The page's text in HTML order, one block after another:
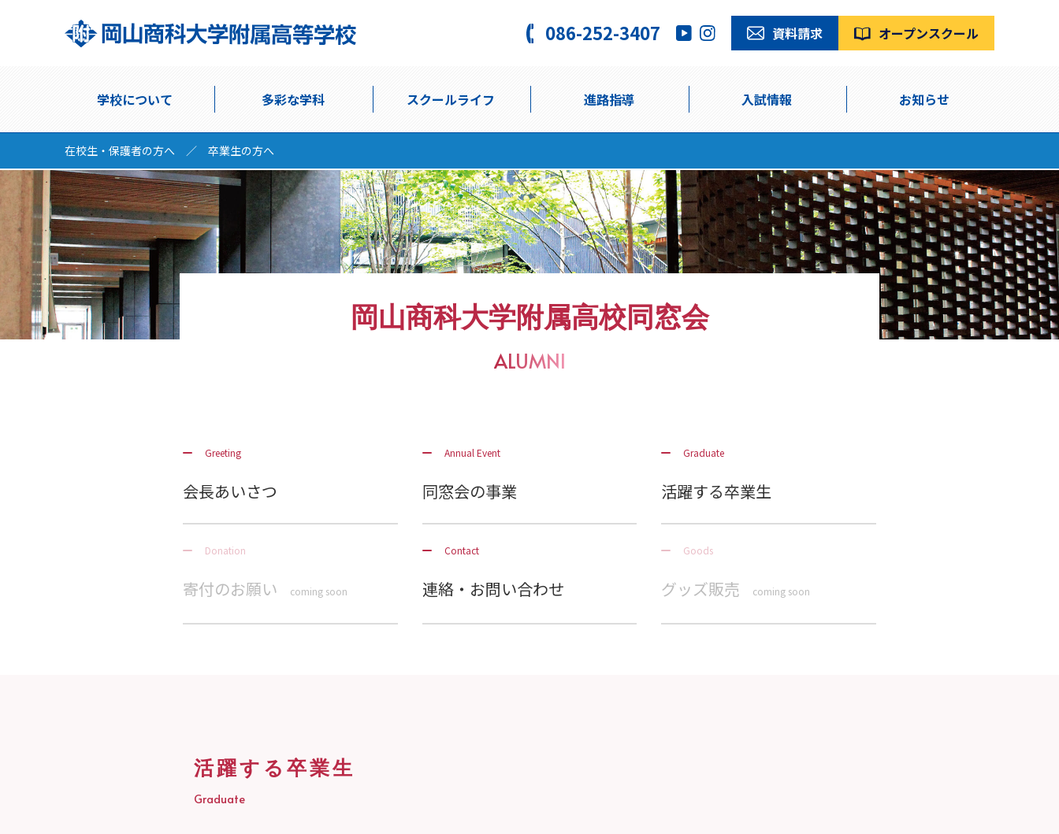
086-252-3407 資料請求 オープンスクール
学校について 多彩な学科 スクールライフ 進路指導 入試情報 お知らせ
在校生・保護者の方へ ／ 卒業生の方へ
岡山商科大学附属高校同窓会
ALUMNI
Greeting
会長あいさつ
Annual Event
同窓会の事業
Graduate
活躍する卒業生
Donation
寄付のお願い coming soon
Contact
連絡・お問い合わせ
Goods
グッズ販売 coming soon
活躍する卒業生
Graduate